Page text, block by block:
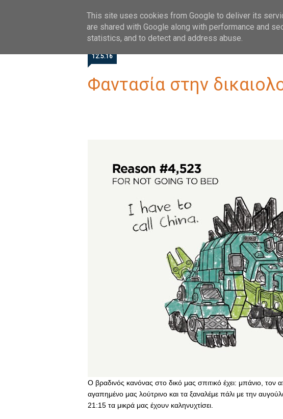
FOLLOW
12.5.16
Φαντασία στην
Ο βραδινός κανόνας στο δικό μας σπιτικό έχει: μπάνιο,
αγαπημένο μας λούτρινο και τα ξαναλέμε πάλι με την
21:15 τα μικρά μας έχουν καληνυχτίσει.
This site uses cookies from Google to deliver its
are shared with Google along with performance and
statistics, and to detect and address abuse.